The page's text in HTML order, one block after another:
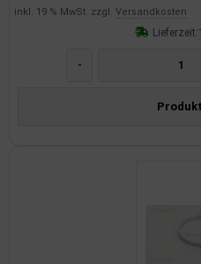
inkl. 19 % MwSt. zzgl. Versandkosten
Lieferzeit:
-